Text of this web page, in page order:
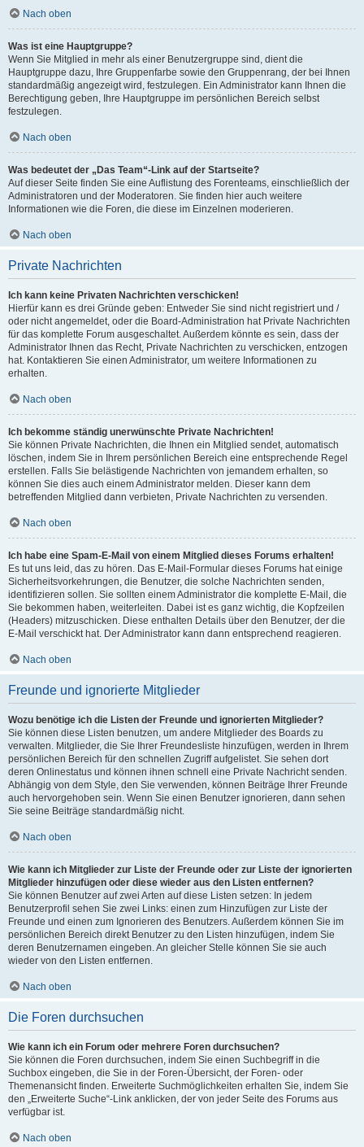
Nach oben
Was ist eine Hauptgruppe?
Wenn Sie Mitglied in mehr als einer Benutzergruppe sind, dient die
Hauptgruppe dazu, Ihre Gruppenfarbe sowie den Gruppenrang, der bei Ihnen
standardmäßig angezeigt wird, festzulegen. Ein Administrator kann Ihnen die
Berechtigung geben, Ihre Hauptgruppe im persönlichen Bereich selbst
festzulegen.
Nach oben
Was bedeutet der „Das Team“-Link auf der Startseite?
Auf dieser Seite finden Sie eine Auflistung des Forenteams, einschließlich der
Administratoren und der Moderatoren. Sie finden hier auch weitere
Informationen wie die Foren, die diese im Einzelnen moderieren.
Nach oben
Private Nachrichten
Ich kann keine Privaten Nachrichten verschicken!
Hierfür kann es drei Gründe geben: Entweder Sie sind nicht registriert und /
oder nicht angemeldet, oder die Board-Administration hat Private Nachrichten
für das komplette Forum ausgeschaltet. Außerdem könnte es sein, dass der
Administrator Ihnen das Recht, Private Nachrichten zu verschicken, entzogen
hat. Kontaktieren Sie einen Administrator, um weitere Informationen zu
erhalten.
Nach oben
Ich bekomme ständig unerwünschte Private Nachrichten!
Sie können Private Nachrichten, die Ihnen ein Mitglied sendet, automatisch
löschen, indem Sie in Ihrem persönlichen Bereich eine entsprechende Regel
erstellen. Falls Sie belästigende Nachrichten von jemandem erhalten, so
können Sie dies auch einem Administrator melden. Dieser kann dem
betreffenden Mitglied dann verbieten, Private Nachrichten zu versenden.
Nach oben
Ich habe eine Spam-E-Mail von einem Mitglied dieses Forums erhalten!
Es tut uns leid, das zu hören. Das E-Mail-Formular dieses Forums hat einige
Sicherheitsvorkehrungen, die Benutzer, die solche Nachrichten senden,
identifizieren sollen. Sie sollten einem Administrator die komplette E-Mail, die
Sie bekommen haben, weiterleiten. Dabei ist es ganz wichtig, die Kopfzeilen
(Headers) mitzuschicken. Diese enthalten Details über den Benutzer, der die
E-Mail verschickt hat. Der Administrator kann dann entsprechend reagieren.
Nach oben
Freunde und ignorierte Mitglieder
Wozu benötige ich die Listen der Freunde und ignorierten Mitglieder?
Sie können diese Listen benutzen, um andere Mitglieder des Boards zu
verwalten. Mitglieder, die Sie Ihrer Freundesliste hinzufügen, werden in Ihrem
persönlichen Bereich für den schnellen Zugriff aufgelistet. Sie sehen dort
deren Onlinestatus und können ihnen schnell eine Private Nachricht senden.
Abhängig von dem Style, den Sie verwenden, können Beiträge Ihrer Freunde
auch hervorgehoben sein. Wenn Sie einen Benutzer ignorieren, dann sehen
Sie seine Beiträge standardmäßig nicht.
Nach oben
Wie kann ich Mitglieder zur Liste der Freunde oder zur Liste der ignorierten
Mitglieder hinzufügen oder diese wieder aus den Listen entfernen?
Sie können Benutzer auf zwei Arten auf diese Listen setzen: In jedem
Benutzerprofil sehen Sie zwei Links: einen zum Hinzufügen zur Liste der
Freunde und einen zum Ignorieren des Benutzers. Außerdem können Sie im
persönlichen Bereich direkt Benutzer zu den Listen hinzufügen, indem Sie
deren Benutzernamen eingeben. An gleicher Stelle können Sie sie auch
wieder von den Listen entfernen.
Nach oben
Die Foren durchsuchen
Wie kann ich ein Forum oder mehrere Foren durchsuchen?
Sie können die Foren durchsuchen, indem Sie einen Suchbegriff in die
Suchbox eingeben, die Sie in der Foren-Übersicht, der Foren- oder
Themenansicht finden. Erweiterte Suchmöglichkeiten erhalten Sie, indem Sie
den „Erweiterte Suche“-Link anklicken, der von jeder Seite des Forums aus
verfügbar ist.
Nach oben